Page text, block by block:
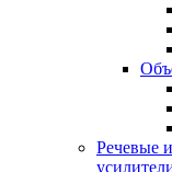
Речевые